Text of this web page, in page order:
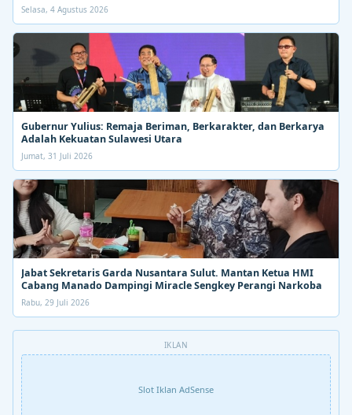
Selasa, 4 Agustus 2026
Gubernur Yulius: Remaja Beriman, Berkarakter, dan Berkarya
Adalah Kekuatan Sulawesi Utara
Jumat, 31 Juli 2026
Jabat Sekretaris Garda Nusantara Sulut. Mantan Ketua HMI
Cabang Manado Dampingi Miracle Sengkey Perangi Narkoba
Rabu, 29 Juli 2026
IKLAN
Slot Iklan AdSense